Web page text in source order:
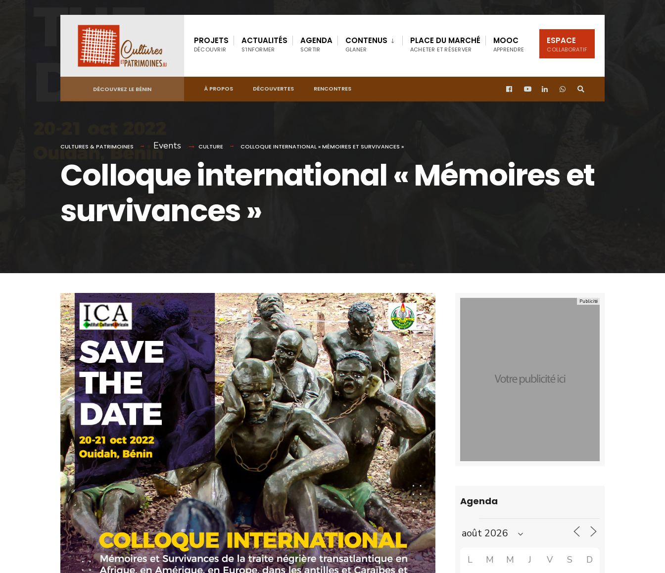
PROJETS
DÉCOUVRIR
ACTUALITÉS
S’INFORMER
AGENDA
SORTIR
CONTENUS
GLANER
PLACE DU MARCHÉ
ACHETER ET RÉSERVER
ESPACE
COLLABORATIF
MOOC
APPRENDRE
DÉCOUVREZ LE BÉNIN À PROPOS DÉCOUVERTES RENCONTRES
CULTURES & PATRIMOINES Events CULTURE COLLOQUE INTERNATIONAL « MÉMOIRES ET SURVIVANCES »
Colloque international « Mémoires et
survivances »
Agenda
L M M J V S D